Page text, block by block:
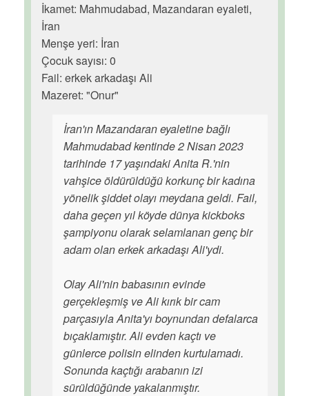
İkamet: Mahmudabad, Mazandaran eyaleti,
İran
Menşe yeri: İran
Çocuk sayısı: 0
Fail: erkek arkadaşı Ali
Mazeret: "Onur"
İran'ın Mazandaran eyaletine bağlı
Mahmudabad kentinde 2 Nisan 2023
tarihinde 17 yaşındaki Anita R.'nin
vahşice öldürüldüğü korkunç bir kadına
yönelik şiddet olayı meydana geldi. Fail,
daha geçen yıl köyde dünya kickboks
şampiyonu olarak selamlanan genç bir
adam olan erkek arkadaşı Ali'ydi.
Olay Ali'nin babasının evinde
gerçekleşmiş ve Ali kırık bir cam
parçasıyla Anita'yı boynundan defalarca
bıçaklamıştır. Ali evden kaçtı ve
günlerce polisin elinden kurtulamadı.
Sonunda kaçtığı arabanın izi
sürüldüğünde yakalanmıştır.